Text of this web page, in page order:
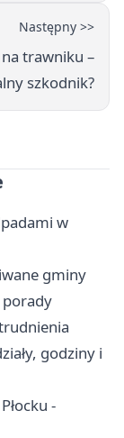
Następny >>
trawniku –
szkodnik?
w
gminy
porady
godziny i
-